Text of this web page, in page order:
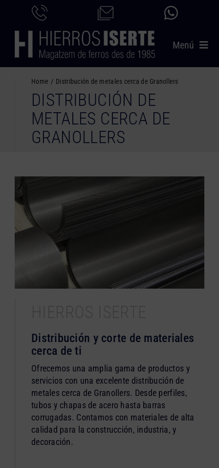
contenido
Menú
PRODUCTOS
SERVICIOS
CATÁLOGO
CONTACTO
Home Distribución de metales cerca de Granollers
DISTRIBUCIÓN DE
METALES CERCA DE
GRANOLLERS
Distribución y corte de materiales
cerca de ti
Ofrecemos una amplia gama de productos y
servicios con una excelente distribución de
metales cerca de Granollers. Desde perfiles,
tubos y chapas de acero hasta barras
corrugadas. Contamos con materiales de alta
calidad para la construcción, industria, y
decoración.